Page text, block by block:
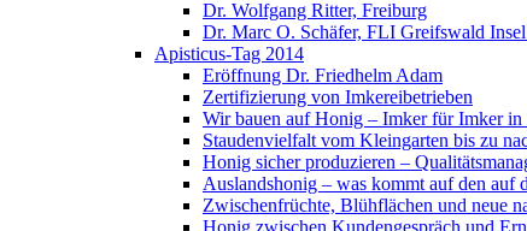
Dr. Wolfgang Ritter, Freiburg
Dr. Marc O. Schäfer, FLI Greifswald
Apisticus-Tag 2014
Eröffnung Dr. Friedhelm Adam
Zertifizierung von Imkereibetrieben
Wir bauen auf Honig – Imker für Imker
Staudenvielfalt vom Kleingarten bis zu
Honig sicher produzieren –
Auslandshonig – was kommt auf den auf
Zwischenfrüchte, Blühflächen und neue
Honig zwischen Kundengespräch und